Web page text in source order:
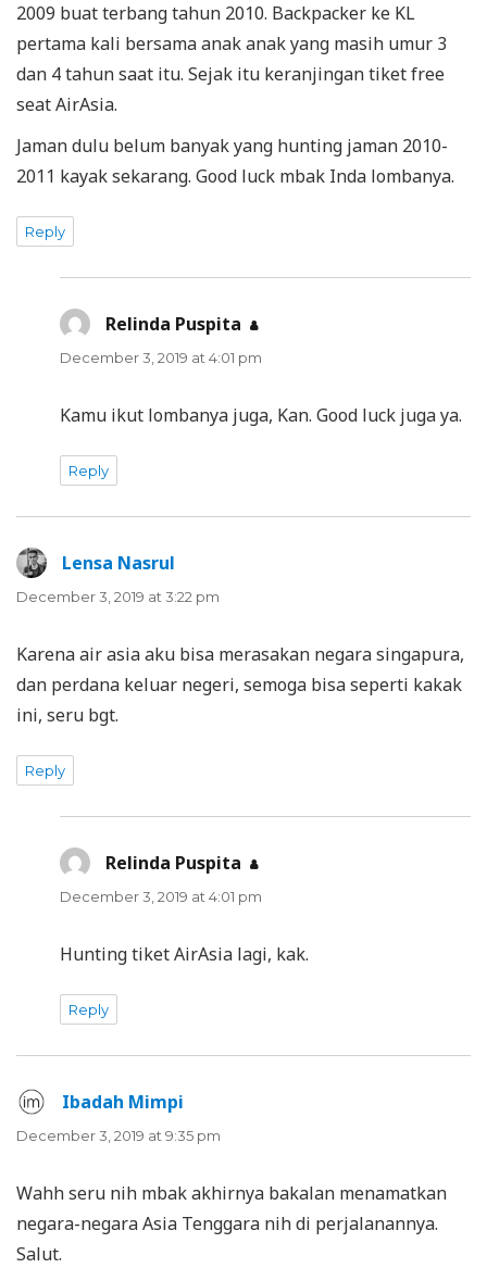
2009 buat terbang tahun 2010. Backpacker ke KL
pertama kali bersama anak anak yang masih umur 3
dan 4 tahun saat itu. Sejak itu keranjingan tiket free
seat AirAsia.
Jaman dulu belum banyak yang hunting jaman 2010-
2011 kayak sekarang. Good luck mbak Inda lombanya.
Reply
Relinda Puspita says:
December 3, 2019 at 4:01 pm
Kamu ikut lombanya juga, Kan. Good luck juga ya.
Reply
Lensa Nasrul
December 3, 2019 at 3:22 pm
Karena air asia aku bisa merasakan negara singapura,
dan perdana keluar negeri, semoga bisa seperti kakak
ini, seru bgt.
Reply
Relinda Puspita says:
December 3, 2019 at 4:01 pm
Hunting tiket AirAsia lagi, kak.
Reply
Ibadah Mimpi
December 3, 2019 at 9:35 pm
Wahh seru nih mbak akhirnya bakalan menamatkan
negara-negara Asia Tenggara nih di perjalanannya.
Salut.